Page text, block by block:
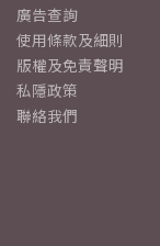
廣告查詢
使用條款及細則
版權及免責聲明
私隱政策
聯絡我們